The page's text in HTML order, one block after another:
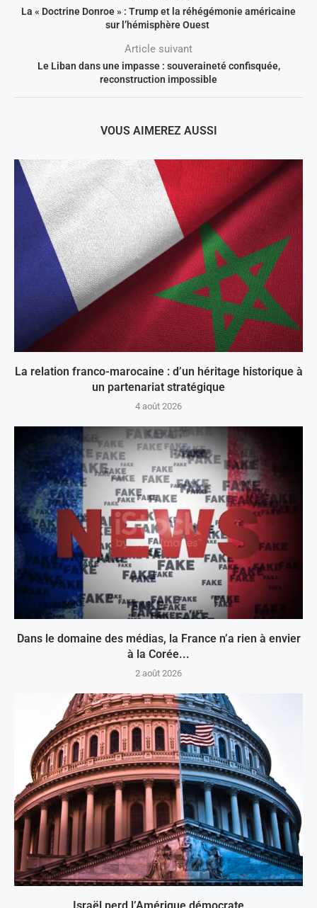
La « Doctrine Donroe » : Trump et la réhégémonie américaine
sur l’hémisphère Ouest
Article suivant
Le Liban dans une impasse : souveraineté confisquée,
reconstruction impossible
VOUS AIMEREZ AUSSI
La relation franco-marocaine : d’un héritage historique à
un partenariat stratégique
4 août 2026
Dans le domaine des médias, la France n’a rien à envier
à la Corée...
2 août 2026